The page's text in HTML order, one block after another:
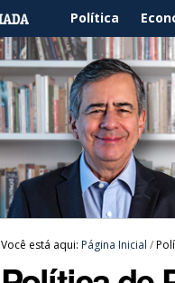
Política
Você está aqui: Página Inicial /